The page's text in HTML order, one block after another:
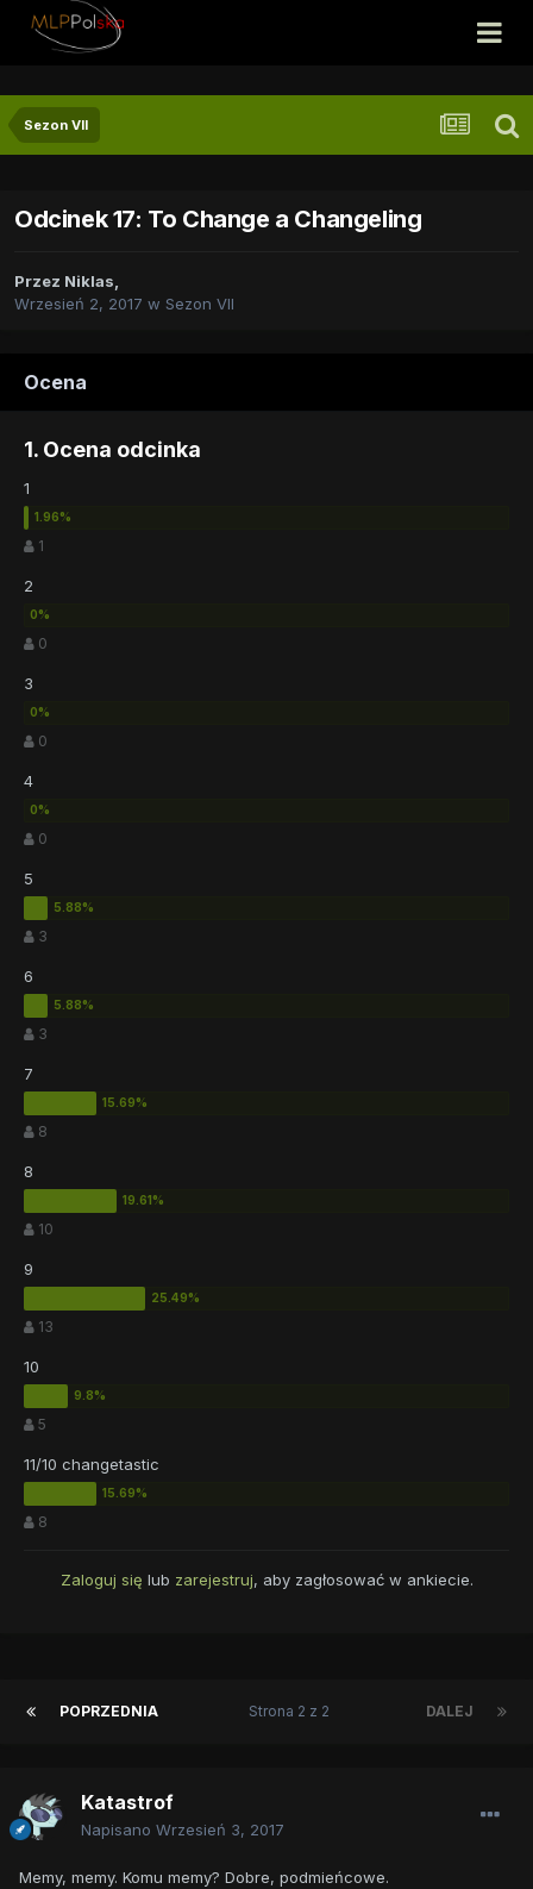
Sezon VII
Odcinek 17: To Change a Changeling
Przez Niklas,
Wrzesień 2, 2017 w Sezon VII
Ocena
1. Ocena odcinka
1
1
2
0
3
0
4
0
5
3
6
3
7
8
8
10
9
13
10
5
11/10 changetastic
8
Zaloguj się lub zarejestruj, aby zagłosować w ankiecie.
POPRZEDNIA DALEJ
Strona 2 z 2
Katastrof
Napisano Wrzesień 3, 2017
Memy, memy. Komu memy? Dobre, podmieńcowe.